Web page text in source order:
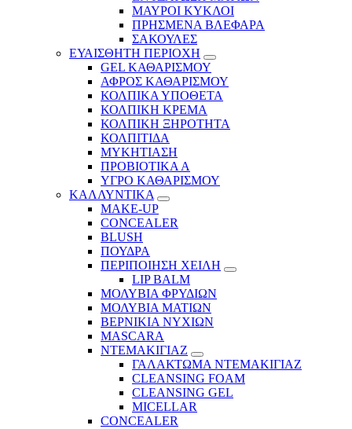
ΜΑΥΡΟΙ ΚΥΚΛΟΙ
ΠΡΗΣΜΕΝΑ ΒΛΕΦΑΡΑ
ΣΑΚΟΥΛΕΣ
ΕΥΑΙΣΘΗΤΗ ΠΕΡΙΟΧΗ
GEL ΚΑΘΑΡΙΣΜΟΥ
ΑΦΡΟΣ ΚΑΘΑΡΙΣΜΟΥ
ΚΟΛΠΙΚΑ ΥΠΟΘΕΤΑ
ΚΟΛΠΙΚΗ ΚΡΕΜΑ
ΚΟΛΠΙΚΗ ΞΗΡΟΤΗΤΑ
ΚΟΛΠΙΤΙΔΑ
ΜΥΚΗΤΙΑΣΗ
ΠΡΟΒΙΟΤΙΚΑ Α
ΥΓΡΟ ΚΑΘΑΡΙΣΜΟΥ
ΚΑΛΛΥΝΤΙΚΑ
MAKE-UP
CONCEALER
BLUSH
ΠΟΥΔΡΑ
ΠΕΡΙΠΟΙΗΣΗ ΧΕΙΛΗ
LIP BALM
ΜΟΛΥΒΙΑ ΦΡΥΔΙΩΝ
ΜΟΛΥΒΙΑ ΜΑΤΙΩΝ
ΒΕΡΝΙΚΙΑ ΝΥΧΙΩΝ
MASCARA
ΝΤΕΜΑΚΙΓΙΑΖ
ΓΑΛΑΚΤΩΜΑ ΝΤΕΜΑΚΙΓΙΑΖ
CLEANSING FOAM
CLEANSING GEL
MICELLAR
CONCEALER